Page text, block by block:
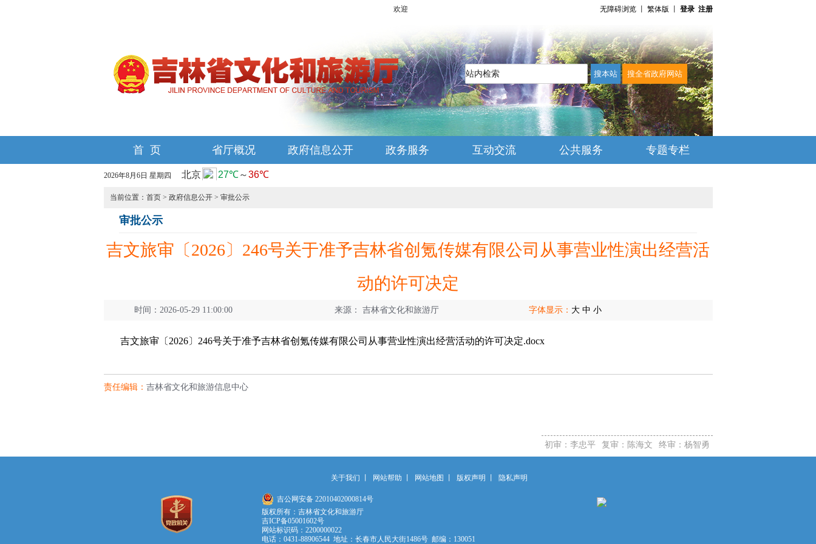
欢迎光临吉林省文化和旅游厅网站 无障碍浏览丨 繁体版 登录 注册
首 页 省厅概况 政府信息公开 政务服务 互动交流 公共服务 专题专栏
2026年8月6日 星期四
当前位置： 首页> 政府信息公开> 审批公示
审批公示
吉文旅审〔2026〕246号关于准予吉林省创氪传媒有限公司从事营业性演出经营活
动的许可决定
时间：2026-05-29 11:00:00 来源： 吉林省文化和旅游厅 字体显示： 大 中 小
吉文旅审〔2026〕246号关于准予吉林省创氪传媒有限公司从事营业性演出经营活动的许可决定.docx
责任编辑： 吉林省文化和旅游信息中心
初审：李忠平 复审：陈海文 终审：杨智勇
关于我们 网站帮助 网站地图 版权声明 隐私声明
吉公网安备 22010402000814号
版权所有：吉林省文化和旅游厅
吉ICP备05001602号
网站标识码：2200000022
电话：0431-88906544 地址：长春市人民大街1486号 邮编：130051